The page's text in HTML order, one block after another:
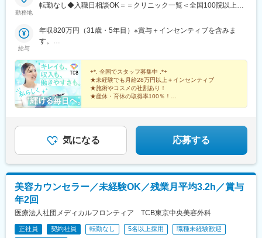
勤務地
転勤なし◆入職日相談OK＝＝クリニック一覧＜全国100院以上展
岡院、秋田院、山形院、仙台駅前院、福島院、郡山院など【関
東】新宿東口院、池袋駅前院、品川院、秋葉原院、町田院、八王
子院、千葉東口院、柏院、船橋院、川崎院、新横浜院、大宮東口
名古屋栄院、岐阜院、静岡院、浜松院、三島院、新潟院、金沢
院、福井院、富山院、長野院、松本院、山梨甲府駅前院など【近
畿】大阪駅前院、天王寺院、京都駅前院、奈良院、姫路院、神戸
院、和歌山院、四日市院など【中四国】広島院、福山院、松山
院、高松院、高知院、徳島院、松江院、周南徳山駅ビル院【九
院、鹿児島院、那覇院など※受動喫煙対策あり
給与
年収820万円（31歳・5年目）※賞与＋インセンティブを含みま
す。
す。
+*. 全国でスタッフ募集中 .*+
★未経験でも月給28万円以上＋インセンティブ
★施術やコスメの社割あり！
★産休・育休の取得率100％！
気になる 応募する
美容カウンセラー／未経験OK／残業月平均3.2h／賞与
年2回
医療法人社団メディカルフロンティア TCB東京中央美容外科
正社員 契約社員 転勤なし 5名以上採用 職種未経験歓迎